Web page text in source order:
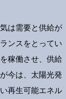
は需要と供給が
ンスをとってい
稼働させ、供給
今は、太陽光発
再生可能エネル